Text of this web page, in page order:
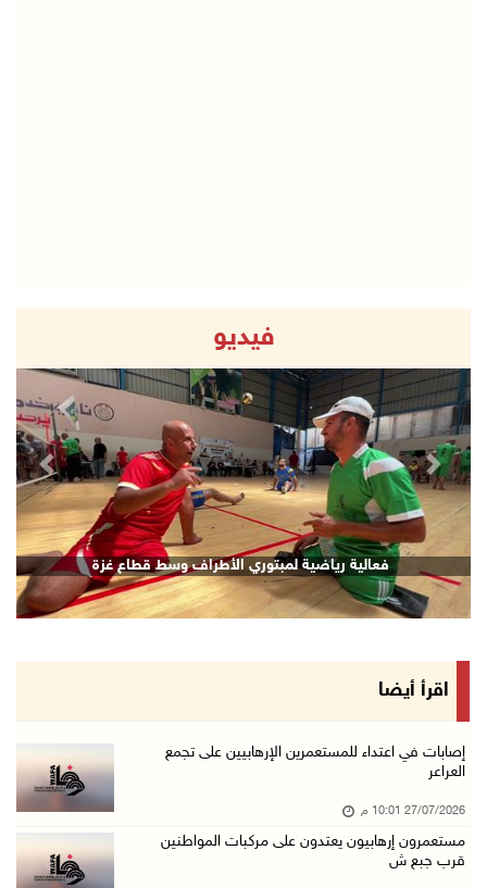
فيديو
فعالية رياضية لمبتوري الأطراف وسط قطاع غزة
Next
اقرأ أيضا
إصابات في اعتداء للمستعمرين الإرهابيين على تجمع
العراعر
27/07/2026 10:01 م
مستعمرون إرهابيون يعتدون على مركبات المواطنين
قرب جبع ش